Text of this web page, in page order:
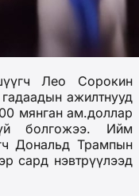
Лео Сорокин
ажилтнууд
мянган ам.доллар
болгожээ. Ийм
Дональд Трампын
сард нэвтрүүлээд